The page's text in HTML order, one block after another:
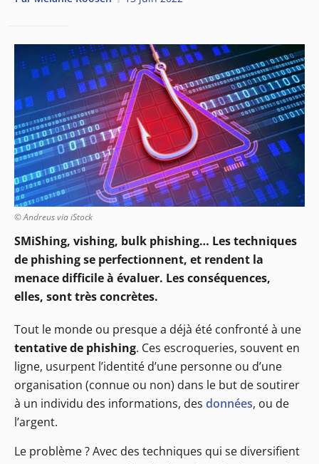
© Andreus via iStock
SMiShing, vishing, bulk phishing… Les techniques
de phishing se perfectionnent, et rendent la
menace difficile à évaluer. Les conséquences,
elles, sont très concrètes.
Tout le monde ou presque a déjà été confronté à une
tentative de phishing. Ces escroqueries, souvent en
ligne, usurpent l’identité d’une personne ou d’une
organisation (connue ou non) dans le but de soutirer
à un individu des informations, des données, ou de
l’argent.
Le problème ? Avec des techniques qui se diversifient